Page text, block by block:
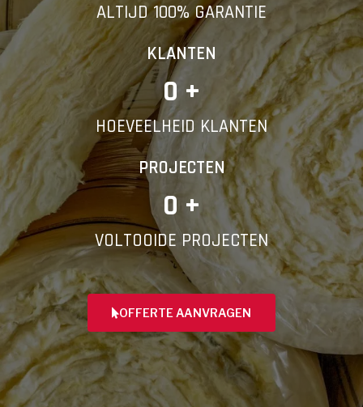
ALTIJD 100% GARANTIE
KLANTEN
0 +
HOEVEELHEID KLANTEN
PROJECTEN
0 +
VOLTOOIDE PROJECTEN
OFFERTE AANVRAGEN